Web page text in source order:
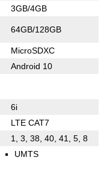
3GB/4GB
64GB/128GB
MicroSDXC
Android 10
6i
LTE CAT7
1, 3, 38, 40, 41, 5, 8
UMTS